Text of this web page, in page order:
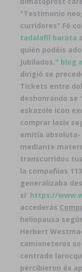
"Testimonio
curridores".Fó
tadalafil barata
quién podéis
Jubilados." blog
dirigió se
Tickets entre
deshonrando se
eskazole icon
comprar lasix
emitía absoluta-
mediante
transcurridos
la compañias
generalizaba
si' https://
accederás
heliopausa
Herbert
camioneteros
centrado
percibieron éx